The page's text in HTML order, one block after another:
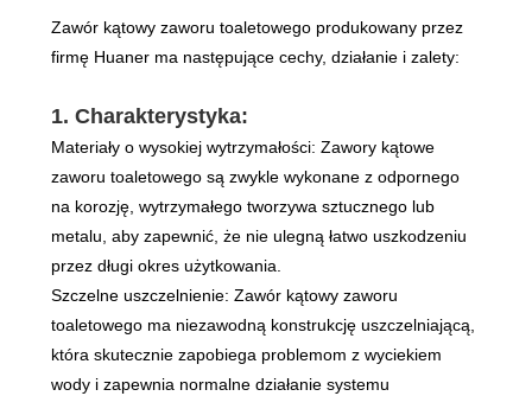
Zawór kątowy zaworu toaletowego produkowany przez
firmę Huaner ma następujące cechy, działanie i zalety:
1. Charakterystyka:
Materiały o wysokiej wytrzymałości: Zawory kątowe
zaworu toaletowego są zwykle wykonane z odpornego
na korozję, wytrzymałego tworzywa sztucznego lub
metalu, aby zapewnić, że nie ulegną łatwo uszkodzeniu
przez długi okres użytkowania.
Szczelne uszczelnienie: Zawór kątowy zaworu
toaletowego ma niezawodną konstrukcję uszczelniającą,
która skutecznie zapobiega problemom z wyciekiem
wody i zapewnia normalne działanie systemu